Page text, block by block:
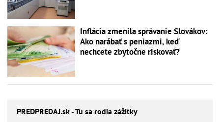
Inflácia zmenila správanie Slovákov:
Ako narábať s peniazmi, keď
nechcete zbytočne riskovať?
PREDPREDAJ.sk - Tu sa rodia zážitky